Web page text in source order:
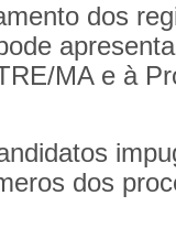
dos
MA e à
dos